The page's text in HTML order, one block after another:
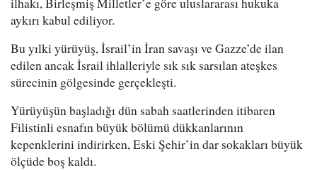
aykırı kabul ediliyor.
Bu yılki yürüyüş, İsrail’in İran savaşı ve Gazze’de ilan
edilen ancak İsrail ihlalleriyle sık sık sarsılan ateşkes
sürecinin gölgesinde gerçekleşti.
Yürüyüşün başladığı dün sabah saatlerinden itibaren
Filistinli esnafın büyük bölümü dükkanlarının
kepenklerini indirirken, Eski Şehir’in dar sokakları büyük
ölçüde boş kaldı.